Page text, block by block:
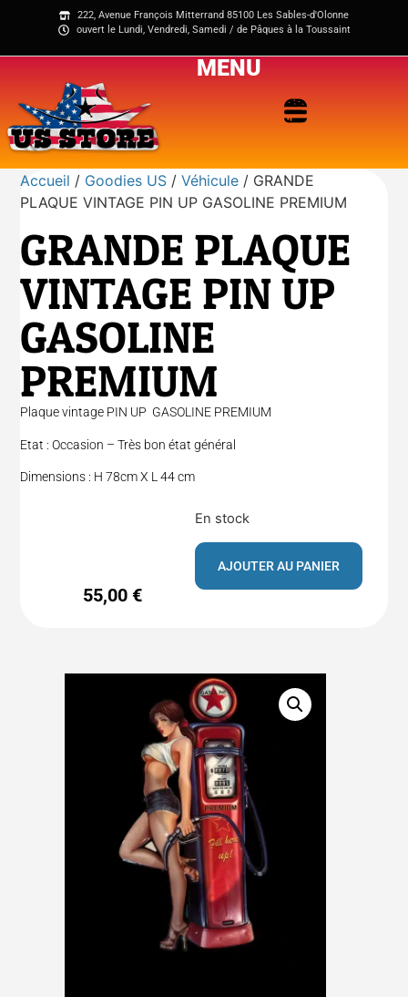
222, Avenue François Mitterrand 85100 Les Sables-d'Olonne
ouvert le Lundi, Vendredi, Samedi / de Pâques à la Toussaint
MENU
Accueil / Goodies US /Véhicule / GRANDE
PLAQUE VINTAGE PIN UP GASOLINE PREMIUM
GRANDE PLAQUE
VINTAGE PIN UP
GASOLINE
PREMIUM
Plaque vintage PIN UP GASOLINE PREMIUM
Etat : Occasion – Très bon état général
Dimensions : H 78cm X L 44 cm
55,00 €
En stock
AJOUTER AU PANIER